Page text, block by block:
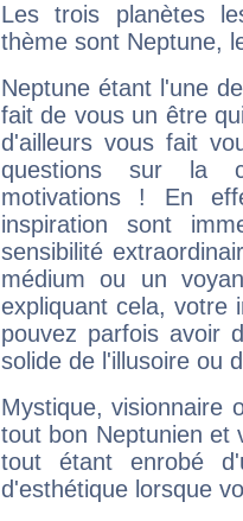
Les trois planètes
thème sont Neptune,
Neptune étant l'une
fait de vous un être
d'ailleurs vous fait
questions sur la
motivations ! En
inspiration sont
sensibilité
médium ou un
expliquant cela, votre
pouvez parfois avoir
solide de l'illusoire ou
Mystique, visionnaire
tout bon Neptunien et
tout étant enrobé
d'esthétique lorsque